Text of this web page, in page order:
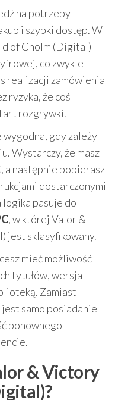
na potrzeby
i szybki dostęp. W
of Cholm (Digital)
co zwykle
realizacji zamówienia
ryzyka, że coś
rozgrywki.
gdy zależy
Wystarczy, że masz
a następnie pobierasz
dostarczonymi
logika pasuje do
, w której Valor &
jest sklasyfikowany.
mieć możliwość
tytułów, wersja
Zamiast
samo posiadanie
ponownego
& Victory